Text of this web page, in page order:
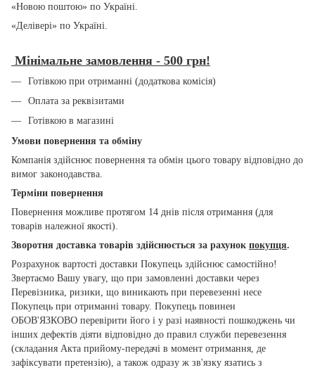
«Новою поштою» по Україні.
«Делівері» по Україні.
Мінімальне замовлення - 500 грн!
Готівкою при отриманні (додаткова комісія)
Оплата за реквізитами
Готівкою в магазині
Умови повернення та обміну
Компанія здійснює повернення та обмін цього товару відповідно до
вимог законодавства.
Терміни повернення
Повернення можливе протягом 14 днів після отримання (для
товарів належної якості).
Зворотня доставка товарів здійснюється за рахунок покупця.
Розрахунок вартості доставки Покупець здійснює самостійно!
Звертаємо Вашу увагу, що при замовленні доставки через
Перевізника, ризики, що виникають при перевезенні несе
Покупець при отриманні товару. Покупець повинен
ОБОВ'ЯЗКОВО перевірити його і у разі наявності пошкоджень чи
інших дефектів діяти відповідно до правил служби перевезення
(складання Акта прийому-передачі в момент отримання, де
зафіксувати претензію), а також одразу ж зв'язку язатись з